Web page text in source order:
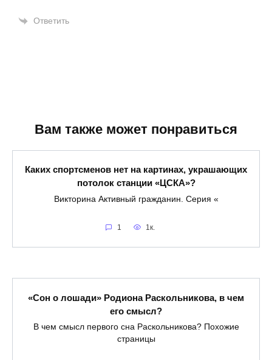
Ответить
Вам также может понравиться
Каких спортсменов нет на картинах, украшающих
потолок станции «ЦСКА»?
Викторина Активный гражданин. Серия «
1 1к.
«Сон о лошади» Родиона Раскольникова, в чем
его смысл?
В чем смысл первого сна Раскольникова? Похожие
страницы